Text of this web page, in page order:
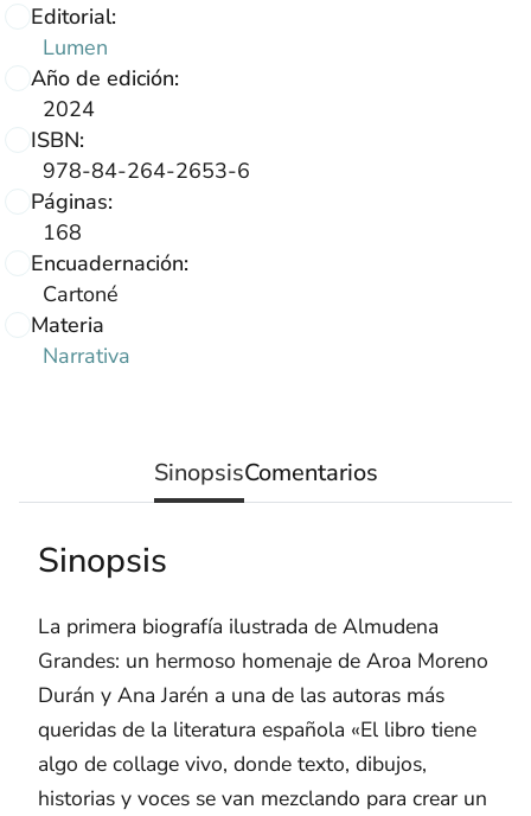
Editorial:
Lumen
Año de edición:
2024
ISBN:
978-84-264-2653-6
Páginas:
168
Encuadernación:
Cartoné
Materia
Narrativa
SinopsisComentarios
Sinopsis
La primera biografía ilustrada de Almudena
Grandes: un hermoso homenaje de Aroa Moreno
Durán y Ana Jarén a una de las autoras más
queridas de la literatura española «El libro tiene
algo de collage vivo, donde texto, dibujos,
historias y voces se van mezclando para crear un